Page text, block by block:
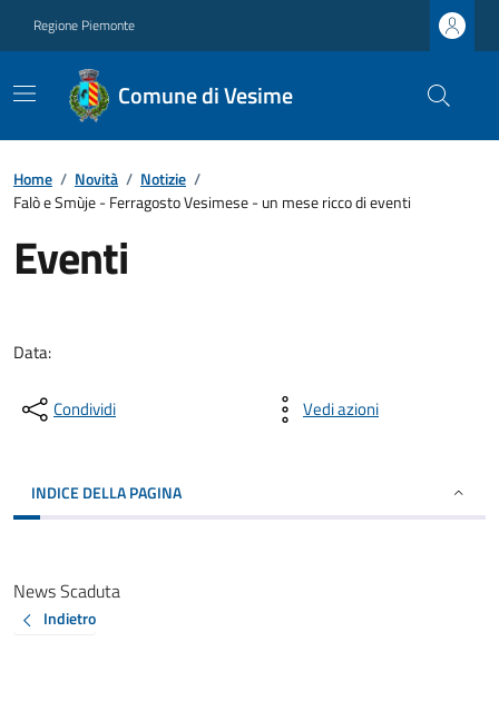
Regione Piemonte
Comune di Vesime
Home / Novità / Notizie /
Falò e Smùje - Ferragosto Vesimese - un mese ricco di eventi
Eventi
Data:
Condividi Vedi azioni
INDICE DELLA PAGINA
News Scaduta
Indietro